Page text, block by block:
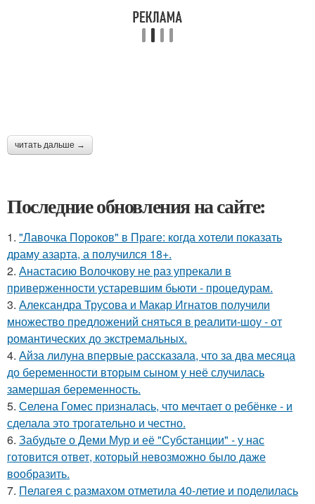
читать дальше →
Последние обновления на сайте:
1. "Лавочка Пороков" в Праге: когда хотели показать
драму азарта, а получился 18+.
2. Анастасию Волочкову не раз упрекали в
приверженности устаревшим бьюти - процедурам.
3. Александра Трусова и Макар Игнатов получили
множество предложений сняться в реалити-шоу - от
романтических до экстремальных.
4. Айза лилуна впервые рассказала, что за два месяца
до беременности вторым сыном у неё случилась
замершая беременность.
5. Селена Гомес призналась, что мечтает о ребёнке - и
сделала это трогательно и честно.
6. Забудьте о Деми Мур и её "Субстанции" - у нас
готовится ответ, который невозможно было даже
вообразить.
7. Пелагея с размахом отметила 40-летие и поделилась